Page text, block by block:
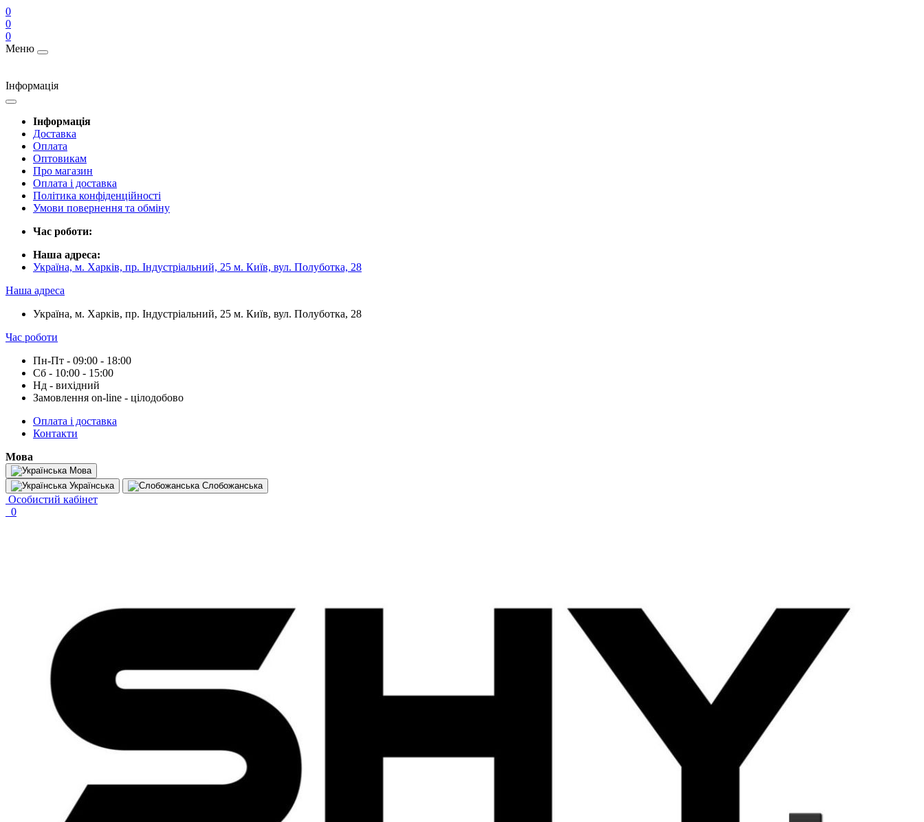
0
0
0
Меню
Інформація
Інформація
Доставка
Оплата
Оптовикам
Про магазин
Оплата і доставка
Політика конфіденційності
Умови повернення та обміну
Час роботи:
Наша адреса:
Україна, м. Харків, пр. Індустріальний, 25 м. Київ, вул. Полуботка, 28
Наша адреса
Україна, м. Харків, пр. Індустріальний, 25 м. Київ, вул. Полуботка, 28
Час роботи
Пн-Пт - 09:00 - 18:00
Сб - 10:00 - 15:00
Нд - вихідний
Замовлення on-line - цілодобово
Оплата і доставка
Контакти
Мова
Мова
Українська
Слобожанська
Особистий кабінет
0